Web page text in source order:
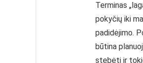
Terminas
pokyčių iki
padidėjimo.
būtina
stebėti ir